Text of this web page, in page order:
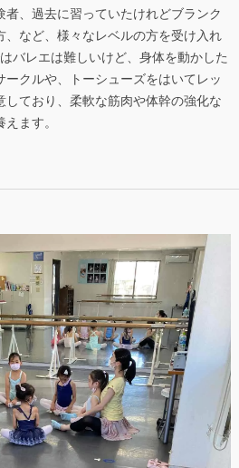
者、過去に習っていたけれどブランク
、など、様々なレベルの方を受け入れ
バレエは難しいけど、身体を動かした
ークルや、トーシューズをはいてレッ
しており、柔軟な筋肉や体幹の強化な
ます。